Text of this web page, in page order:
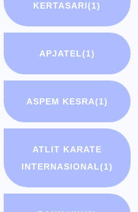
KERTASARI(1)
APJATEL(1)
ASPEM KESRA(1)
ATLIT KARATE
INTERNASIONAL(1)